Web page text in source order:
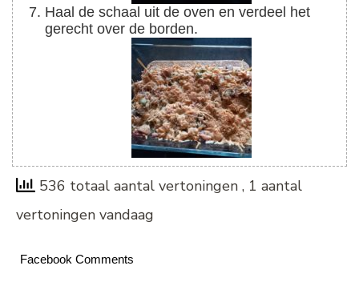
Haal de schaal uit de oven en verdeel het
gerecht over de borden.
536 totaal aantal vertoningen , 1 aantal
vertoningen vandaag
Facebook Comments